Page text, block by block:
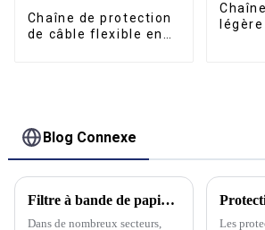
Chaîne de protection
de câble flexible en
Blog Connexe
Filtre à bande de papier : définition et utilisations
Dans de nombreux secteurs, Les